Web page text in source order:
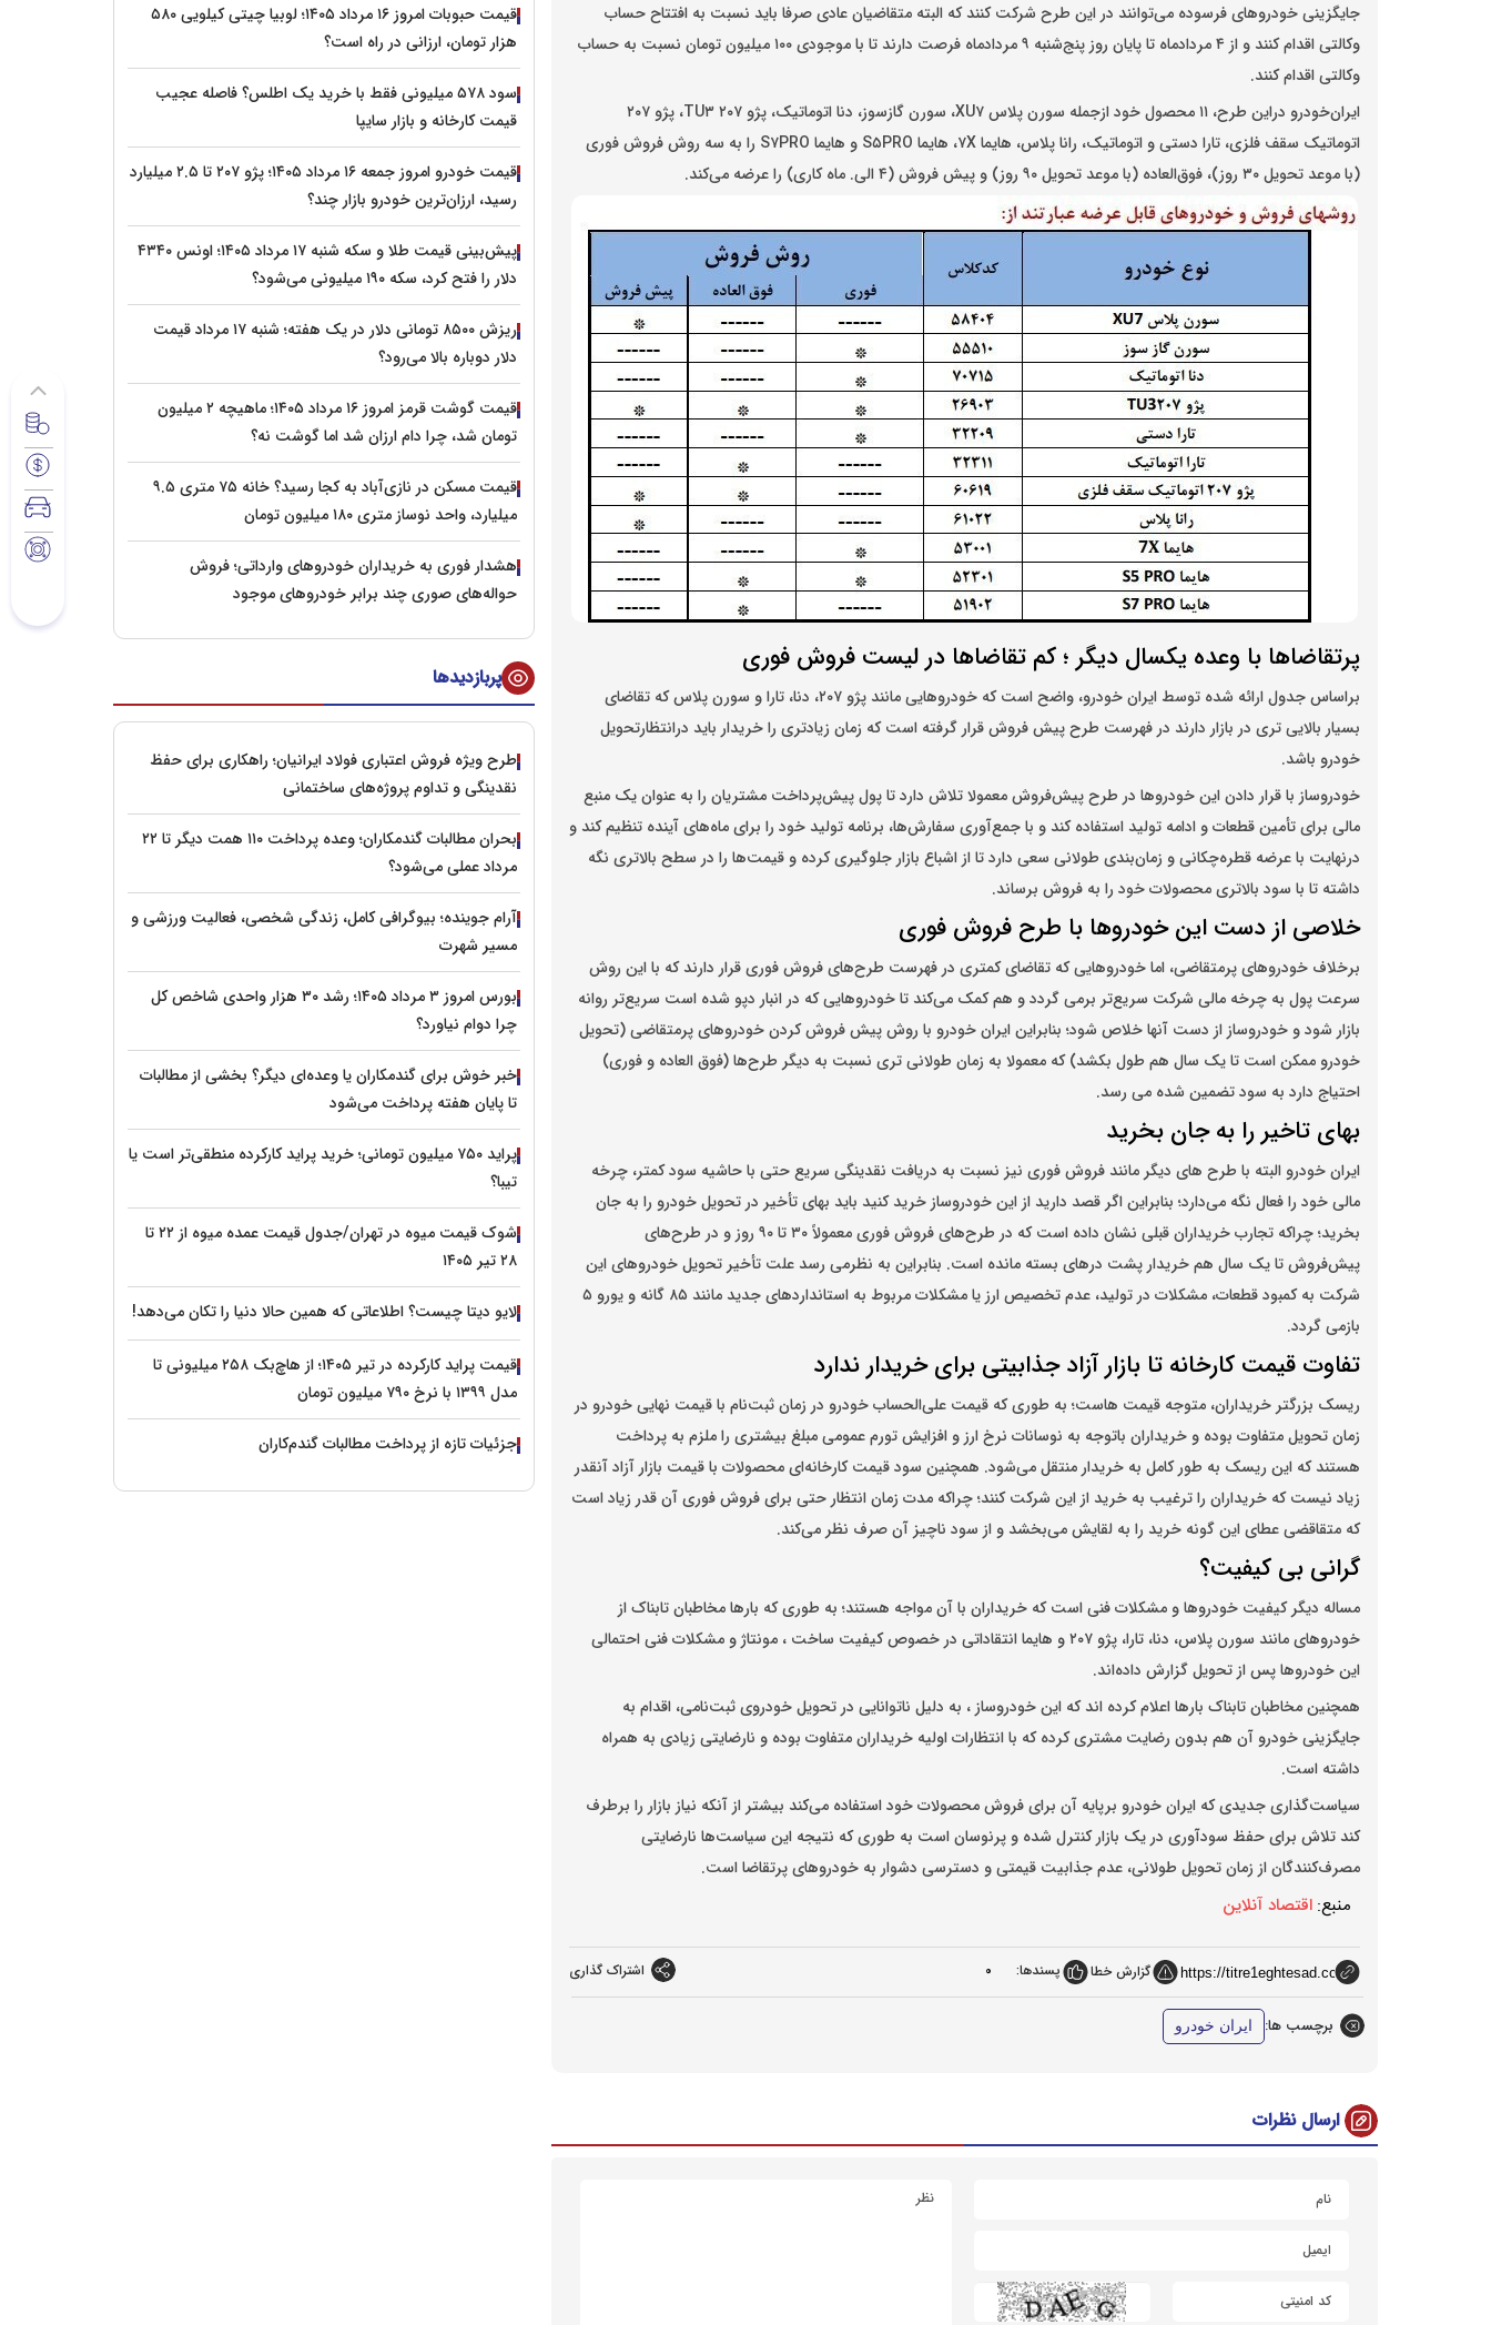
جایگزینی خودرو‌های فرسوده می‌توانند در این طرح شرکت کنند که البته متقاضیان عادی صرفا باید نسبت به افتتاح حساب
وکالتی اقدام کنند و از ۴ مردادماه تا پایان روز پنج‌شنبه ۹ مردادماه فرصت دارند تا با موجودی ۱۰۰ میلیون تومان نسبت به حساب
وکالتی اقدام کنند.
ایران‌خودرو دراین طرح، ۱۱ محصول خود ازجمله سورن پلاس XU۷، سورن گازسوز، دنا اتوماتیک، پژو ۲۰۷ TU۳، پژو ۲۰۷
اتوماتیک سقف فلزی، تارا دستی و اتوماتیک، رانا پلاس، هایما ۷X، هایما S۵PRO و هایما S۷PRO را به سه روش فروش فوری
(با موعد تحویل ۳۰ روز)، فوق‌العاده (با موعد تحویل ۹۰ روز) و پیش فروش (۴ الی. ماه کاری) را عرضه می‌کند.
پرتقاضاها با وعده یکسال دیگر ؛ کم تقاضاها در لیست فروش فوری
براساس جدول ارائه شده توسط ایران خودرو، واضح است که خودرو‌هایی مانند پژو ۲۰۷، دنا، تارا و سورن پلاس که تقاضای
بسیار بالایی تری در بازار دارند در فهرست طرح پیش فروش قرار گرفته است که زمان زیادتری را خریدار باید درانتظارتحویل
خودرو باشد.
خودروساز با قرار دادن این خودرو‌ها در طرح پیش‌فروش معمولا تلاش دارد تا پول پیش‌پرداخت مشتریان را به عنوان یک منبع
مالی برای تأمین قطعات و ادامه تولید استفاده کند و با جمع‌آوری سفارش‌ها، برنامه تولید خود را برای ماه‌های آینده تنظیم کند و
درنهایت با عرضه قطره‌چکانی و زمان‌بندی طولانی سعی دارد تا از اشباع بازار جلوگیری کرده و قیمت‌ها را در سطح بالاتری نگه
داشته تا با سود بالاتری محصولات خود را به فروش برساند.
خلاصی از دست این خودروها با طرح فروش فوری
برخلاف خودرو‌های پرمتقاضی، اما خودرو‌هایی که تقاضای کمتری در فهرست طرح‌های فروش فوری قرار دارند که با این روش
سرعت پول به چرخه مالی شرکت سریع‌تر برمی گردد و هم کمک می‌کند تا خودرو‌هایی که در انبار دپو شده است سریع‌تر روانه
بازار شود و خودروساز از دست آنها خلاص شود؛ بنابراین ایران خودرو با روش پیش فروش کردن خودرو‌های پرمتقاضی (تحویل
خودرو ممکن است تا یک سال هم طول بکشد) که معمولا به زمان طولانی تری نسبت به دیگر طرح‌ها (فوق العاده و فوری)
احتیاج دارد به سود تضمین شده می رسد.
بهای تاخیر را به جان بخرید
ایران خودرو البته با طرح های دیگر مانند فروش فوری نیز نسبت به دریافت نقدینگی سریع حتی با حاشیه سود کمتر، چرخه
مالی خود را فعال نگه می‌دارد؛ بنابراین اگر قصد دارید از این خودروساز خرید کنید باید بهای تأخیر در تحویل خودرو را به جان
بخرید؛ چراکه تجارب خریداران قبلی نشان داده است که در طرح‌های فروش فوری معمولاً ۳۰ تا ۹۰ روز و در طرح‌های
پیش‌فروش‌ تا یک سال هم خریدار پشت در‌های بسته مانده‌ است. بنابراین به نظرمی رسد علت تأخیر تحویل خودرو‌های این
شرکت به کمبود قطعات، مشکلات در تولید، عدم تخصیص ارز یا مشکلات مربوط به استاندارد‌های جدید مانند ۸۵ گانه و یورو ۵
بازمی گردد.
تفاوت قیمت کارخانه تا بازار آزاد جذابیتی برای خریدار ندارد
ریسک بزرگتر خریداران، متوجه قیمت هاست؛ به طوری که قیمت علی‌الحساب خودرو در زمان ثبت‌نام با قیمت نهایی خودرو در
زمان تحویل متفاوت بوده و خریداران باتوجه به نوسانات نرخ ارز و افزایش تورم عمومی مبلغ بیشتری را ملزم به پرداخت
هستند که این ریسک به طور کامل به خریدار منتقل می‌شود. همچنین سود قیمت کارخانه‌ای محصولات با قیمت بازار آزاد آنقدر
زیاد نیست که خریداران را ترغیب به خرید از این شرکت کنند؛ چراکه مدت زمان انتظار حتی برای فروش فوری آن قدر زیاد است
که متقاقضی عطای این گونه خرید را به لقایش می‌بخشد و از سود ناچیز آن صرف نظر می‌کند.
گرانی بی کیفیت؟
مساله دیگر کیفیت خودرو‌ها و مشکلات فنی است که خریداران با آن مواجه هستند؛ به طوری که بار‌ها مخاطبان تابناک از
خودرو‌های مانند سورن پلاس، دنا، تارا، پژو ۲۰۷ و هایما انتقاداتی در خصوص کیفیت ساخت ، مونتاژ و مشکلات فنی احتمالی
این خودرو‌ها پس از تحویل گزارش داده‌اند.
همچنین مخاطبان تابناک بار‌ها اعلام کرده اند که این خودروساز ، به دلیل ناتوانایی در تحویل خودروی ثبت‌نامی، اقدام به
جایگزینی خودرو آن هم بدون رضایت مشتری کرده که با انتظارات اولیه خریداران متفاوت بوده و نارضایتی زیادی به همراه
داشته است.
سیاست‌گذاری جدیدی که ایران خودرو برپایه آن برای فروش محصولات خود استفاده می‌کند بیشتر از آنکه نیاز بازار را برطرف
کند تلاش برای حفظ سودآوری در یک بازار کنترل شده و پرنوسان است به طوری که نتیجه این سیاست‌ها نارضایتی
مصرف‌کنندگان از زمان تحویل طولانی، عدم جذابیت قیمتی و دسترسی دشوار به خودرو‌های پرتقاضا است.
منبع: اقتصاد آنلاین
گزارش خطا پسندها: 0 اشتراک گذاری
برچسب ها: ایران خودرو
ارسال نظرات
قیمت حبوبات امروز ۱۶ مرداد ۱۴۰۵؛ لوبیا چیتی کیلویی ۵۸۰
هزار تومان، ارزانی در راه است؟
سود ۵۷۸ میلیونی فقط با خرید یک اطلس؟ فاصله عجیب
قیمت کارخانه و بازار سایپا
قیمت خودرو امروز جمعه ۱۶ مرداد ۱۴۰۵؛ پژو ۲۰۷ تا ۲.۵ میلیارد
رسید، ارزان‌ترین خودرو بازار چند؟
پیش‌بینی قیمت طلا و سکه شنبه ۱۷ مرداد ۱۴۰۵؛ اونس ۴۳۴۰
دلار را فتح کرد، سکه ۱۹۰ میلیونی می‌شود؟
ریزش ۸۵۰۰ تومانی دلار در یک هفته؛ شنبه ۱۷ مرداد قیمت
دلار دوباره بالا می‌رود؟
قیمت گوشت قرمز امروز ۱۶ مرداد ۱۴۰۵؛ ماهیچه ۲ میلیون
تومان شد، چرا دام ارزان شد اما گوشت نه؟
قیمت مسکن در نازی‌آباد به کجا رسید؟ خانه ۷۵ متری ۹.۵
میلیارد، واحد نوساز متری ۱۸۰ میلیون تومان
هشدار فوری به خریداران خودروهای وارداتی؛ فروش
حواله‌های صوری چند برابر خودروهای موجود
پربازدیدها
طرح ویژه فروش اعتباری فولاد ایرانیان؛ راهکاری برای حفظ
نقدینگی و تداوم پروژه‌های ساختمانی
بحران مطالبات گندمکاران؛ وعده پرداخت ۱۱۰ همت دیگر تا ۲۲
مرداد عملی می‌شود؟
آرام جوینده؛ بیوگرافی کامل، زندگی شخصی، فعالیت ورزشی و
مسیر شهرت
بورس امروز ۳ مرداد ۱۴۰۵؛ رشد ۳۰ هزار واحدی شاخص کل
چرا دوام نیاورد؟
خبر خوش برای گندمکاران یا وعده‌ای دیگر؟ بخشی از مطالبات
تا پایان هفته پرداخت می‌شود
پراید ۷۵۰ میلیون تومانی؛ خرید پراید کارکرده منطقی‌تر است یا
تیبا؟
شوک قیمت میوه در تهران/جدول قیمت عمده میوه از ۲۲ تا
۲۸ تیر ۱۴۰۵
لایو دیتا چیست؟ اطلاعاتی که همین حالا دنیا را تکان می‌دهد!
قیمت پراید کارکرده در تیر ۱۴۰۵؛ از هاچ‌بک ۲۵۸ میلیونی تا
مدل ۱۳۹۹ با نرخ ۷۹۰ میلیون تومان
جزئیات تازه از پرداخت مطالبات گندم‌کاران